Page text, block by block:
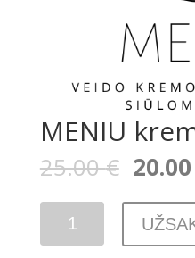
MENIU
25.00€ 20.00
kiekis: